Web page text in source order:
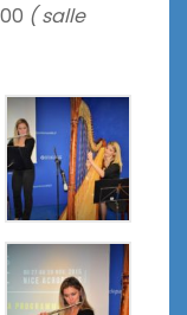
( salle